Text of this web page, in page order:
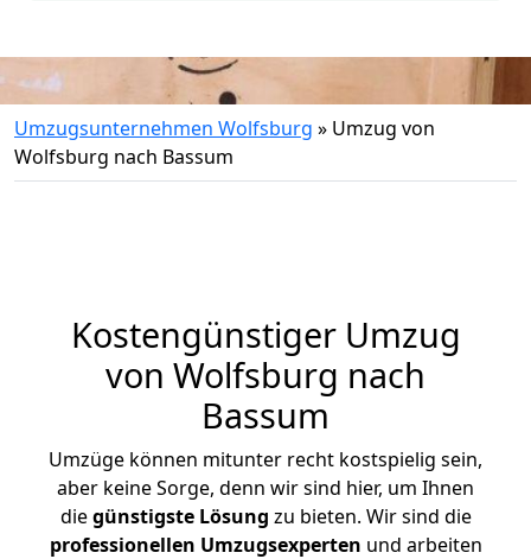
Umzugsunternehmen Wolfsburg » Umzug von
Wolfsburg nach Bassum
Kostengünstiger Umzug
von Wolfsburg nach
Bassum
Umzüge können mitunter recht kostspielig sein,
aber keine Sorge, denn wir sind hier, um Ihnen
diegünstigste Lösung zu bieten. Wir sind die
professionellen Umzugsexperten und arbeiten